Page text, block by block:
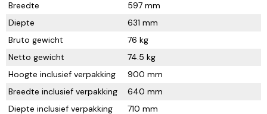
Breedte
597 mm
Diepte
631 mm
Bruto gewicht
76 kg
Netto gewicht
74.5 kg
Hoogte inclusief verpakking
900 mm
Breedte inclusief verpakking
640 mm
Diepte inclusief verpakking
710 mm